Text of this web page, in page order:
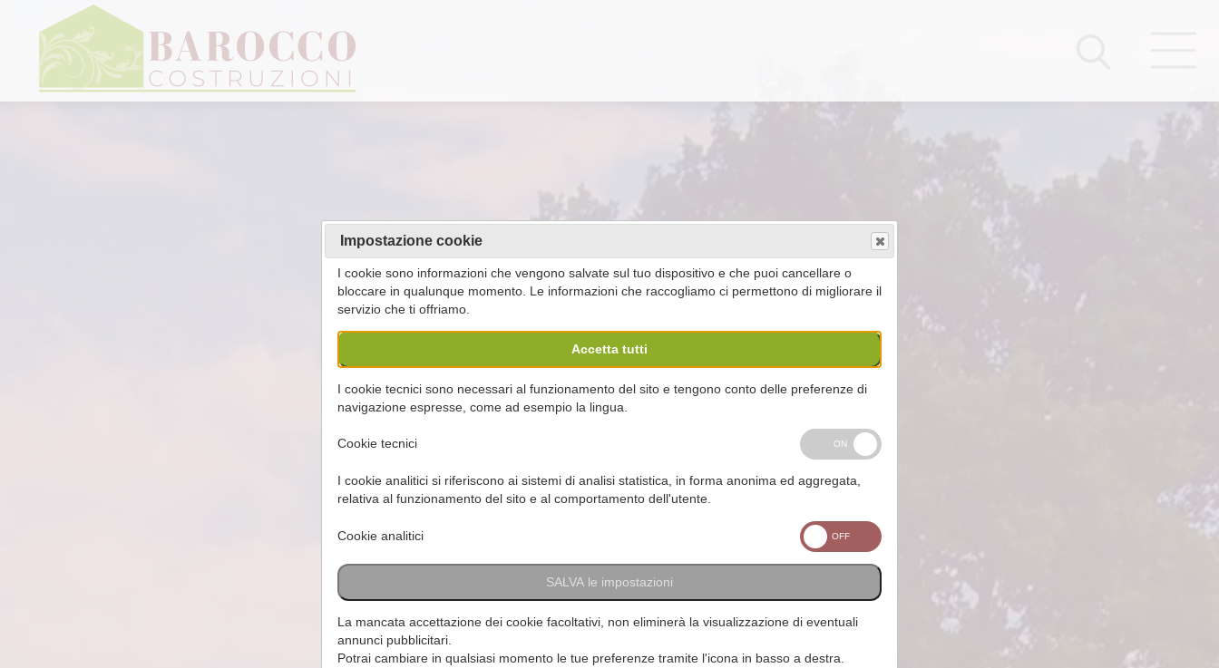
Impostazione cookie
I cookie sono informazioni che vengono salvate sul tuo dispositivo e che puoi cancellare o
bloccare in qualunque momento. Le informazioni che raccogliamo ci permettono di migliorare il
servizio che ti offriamo.
Accetta tutti
I cookie tecnici sono necessari al funzionamento del sito e tengono conto delle preferenze di
navigazione espresse, come ad esempio la lingua.
Cookie tecnici
I cookie analitici si riferiscono ai sistemi di analisi statistica, in forma anonima ed aggregata,
relativa al funzionamento del sito e al comportamento dell'utente.
Cookie analitici
SALVA le impostazioni
La mancata accettazione dei cookie facoltativi, non eliminerà la visualizzazione di eventuali
annunci pubblicitari.
Potrai cambiare in qualsiasi momento le tue preferenze tramite l'icona in basso a destra.